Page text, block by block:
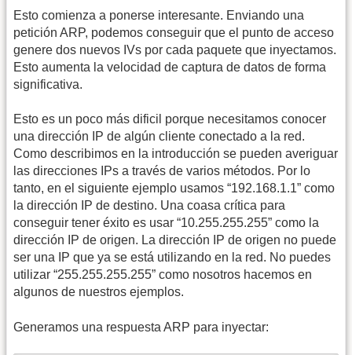
Esto comienza a ponerse interesante. Enviando una
petición ARP, podemos conseguir que el punto de acceso
genere dos nuevos IVs por cada paquete que inyectamos.
Esto aumenta la velocidad de captura de datos de forma
significativa.
Esto es un poco más dificil porque necesitamos conocer
una dirección IP de algún cliente conectado a la red.
Como describimos en la introducción se pueden averiguar
las direcciones IPs a través de varios métodos. Por lo
tanto, en el siguiente ejemplo usamos “192.168.1.1” como
la dirección IP de destino. Una coasa crítica para
conseguir tener éxito es usar “10.255.255.255” como la
dirección IP de origen. La dirección IP de origen no puede
ser una IP que ya se está utilizando en la red. No puedes
utilizar “255.255.255.255” como nosotros hacemos en
algunos de nuestros ejemplos.
Generamos una respuesta ARP para inyectar: